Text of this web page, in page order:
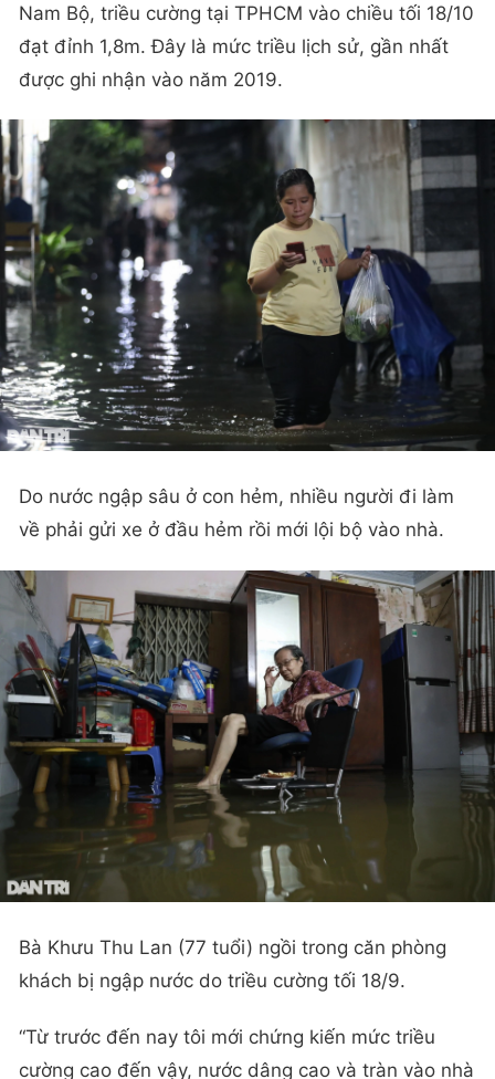
Nam Bộ, triều cường tại TPHCM vào chiều tối 18/10
đạt đỉnh 1,8m. Đây là mức triều lịch sử, gần nhất
được ghi nhận vào năm 2019.
Do nước ngập sâu ở con hẻm, nhiều người đi làm
về phải gửi xe ở đầu hẻm rồi mới lội bộ vào nhà.
Bà Khưu Thu Lan (77 tuổi) ngồi trong căn phòng
khách bị ngập nước do triều cường tối 18/9.
“Từ trước đến nay tôi mới chứng kiến mức triều
cường cao đến vậy, nước dâng cao và tràn vào nhà